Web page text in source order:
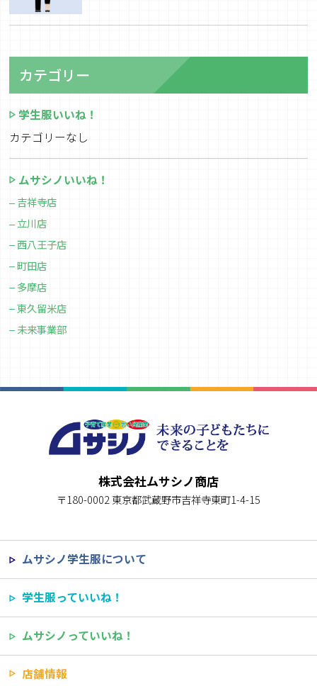
カテゴリー
学生服いいね！
カテゴリーなし
ムサシノいいね！
吉祥寺店
立川店
西八王子店
町田店
多摩店
東久留米店
未来事業部
株式会社ムサシノ商店
〒180-0002 東京都武蔵野市吉祥寺東町1-4-15
ムサシノ学生服について
学生服っていいね！
ムサシノっていいね！
店舗情報